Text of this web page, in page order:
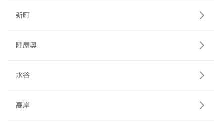
新町
陣屋奥
水谷
高岸